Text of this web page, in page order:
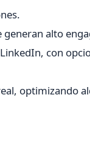
generan alto
con
optimizando